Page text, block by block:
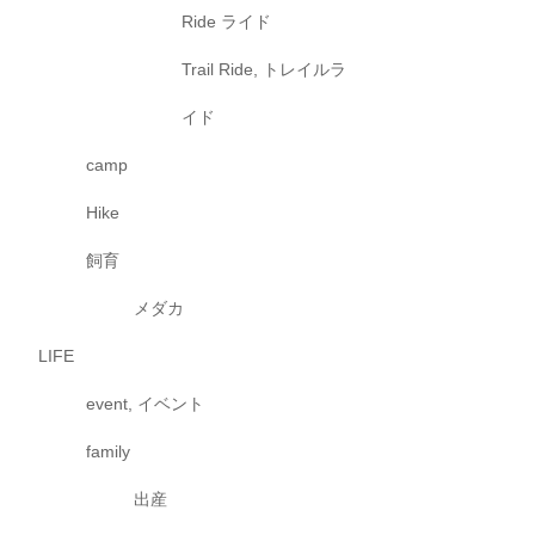
Ride ライド
Trail Ride, トレイルラ
イド
camp
Hike
飼育
メダカ
LIFE
event, イベント
family
出産